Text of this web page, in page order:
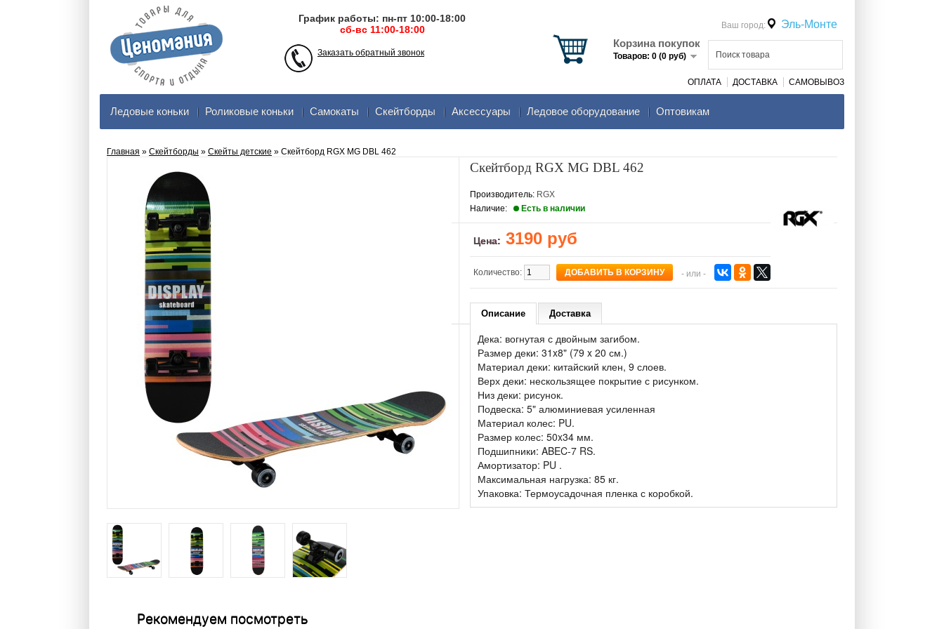
Заказать обратный звонок
График работы: пн-пт 10:00-18:00
сб-вс 11:00-18:00
Корзина покупок
Товаров: 0 (0 руб)
Ваш город: Эль-Монте
ОПЛАТА ДОСТАВКА САМОВЫВОЗ
Ледовые коньки Роликовые коньки Самокаты Скейтборды Аксеcсуары Ледовое оборудование Оптовикам
Главная » Скейтборды » Скейты детские » Скейтборд RGX MG DBL 462
Скейтборд RGX MG DBL 462
Производитель: RGX
Наличие:
Есть в наличии
Цена: 3190 руб
Количество: - или -
Описание Доставка
Дека: вогнутая с двойным загибом.
Размер деки: 31x8" (79 x 20 см.)
Материал деки: китайский клен, 9 слоев.
Верх деки: нескользящее покрытие с рисунком.
Низ деки: рисунок.
Подвеска: 5" алюминиевая усиленная
Материал колес: PU.
Размер колес: 50x34 мм.
Подшипники: ABEC-7 RS.
Амортизатор: PU .
Максимальная нагрузка: 85 кг.
Упаковка: Термоусадочная пленка с коробкой.
Рекомендуем посмотреть